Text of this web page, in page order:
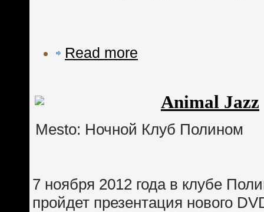
Read more
Animal Jazz
Mesto: Ночной Клуб Полином
7 ноября 2012 года в клубе
пройдет презентация нового